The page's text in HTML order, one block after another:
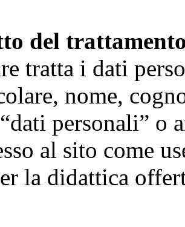
del
tratta i dati
nome,
personali” o
al sito come
la didattica